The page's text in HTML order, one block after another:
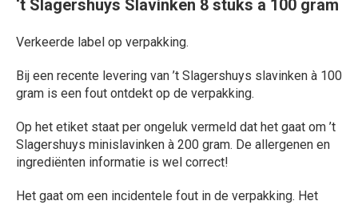
‘t Slagershuys Slavinken 8 stuks a 100 gram
Verkeerde label op verpakking.
Bij een recente levering van ’t Slagershuys slavinken à 100
gram is een fout ontdekt op de verpakking.
Op het etiket staat per ongeluk vermeld dat het gaat om ’t
Slagershuys minislavinken à 200 gram. De allergenen en
ingrediënten informatie is wel correct!
Het gaat om een incidentele fout in de verpakking. Het